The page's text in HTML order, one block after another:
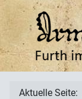
Aktuelle Seite: